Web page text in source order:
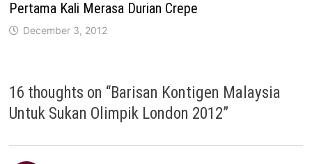
Pertama Kali Merasa Durian Crepe
December 3, 2012
16 thoughts on “Barisan Kontigen Malaysia
Untuk Sukan Olimpik London 2012”